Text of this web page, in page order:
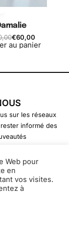
€60,00
au panier
sur les réseaux
informé des
Web pour
en
vos visites.
à